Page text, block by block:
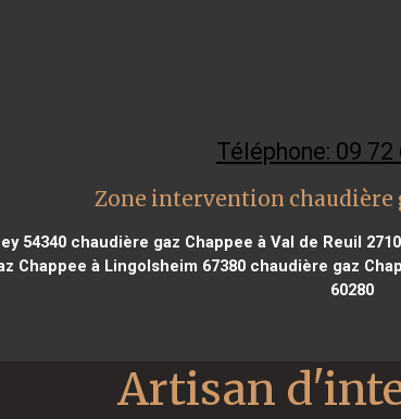
Téléphone: 09 72
Zone intervention chaudière
54340chaudière gaz Chappee à Val de Reuil
Chappee à Lingolsheim 67380 chaudière gaz
60280
Artisan